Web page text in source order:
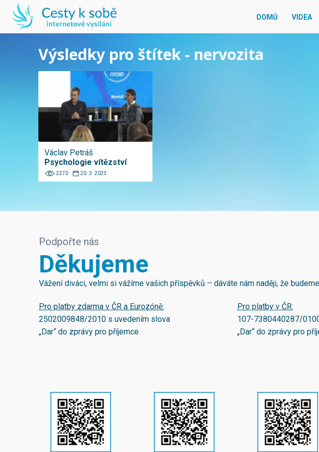
DOMŮ VIDEA
Výsledky pro štítek - nervozita
Václav Petráš
Psychologie vítězství
2270 20. 3. 2023
Podpořte nás
Děkujeme
Vážení diváci, velmi si vážíme vašich příspěvků – dáváte nám naději, že
Pro platby zdarma v ČR a Eurozóně:
2502009848/2010 s uvedením slova
„Dar“ do zprávy pro příjemce.
Pro platby v ČR:
107-7380440287/
„Dar“ do zprávy pro